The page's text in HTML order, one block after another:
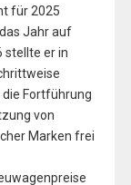
für 2025
Jahr auf
stellte er in
Fortführung
von
Marken frei